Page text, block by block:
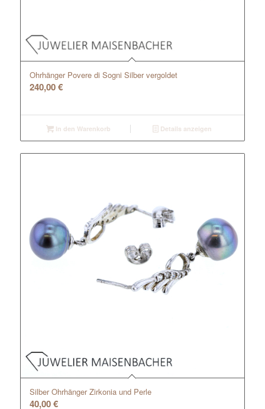
Ohrhänger Povere di Sogni Silber vergoldet
240,00€
In den Warenkorb Details anzeigen
Silber Ohrhänger Zirkonia und Perle
40,00€